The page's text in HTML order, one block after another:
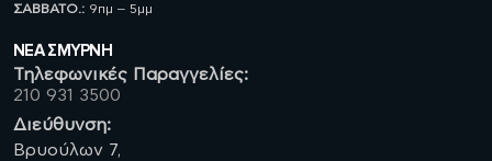
ΣΑΒBATO.: 9πμ – 5μμ
ΝΈΑ ΣΜΥΡΝΗ
Τηλεφωνικές Παραγγελίες:
210 931 3500
Διεύθυνση:
Βρυούλων 7,